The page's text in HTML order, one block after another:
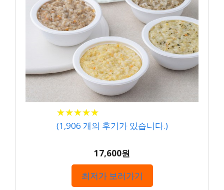
★★★★★
★★★★★
(1,906 개의 후기가 있습니다.)
17,600원
최저가 보러가기